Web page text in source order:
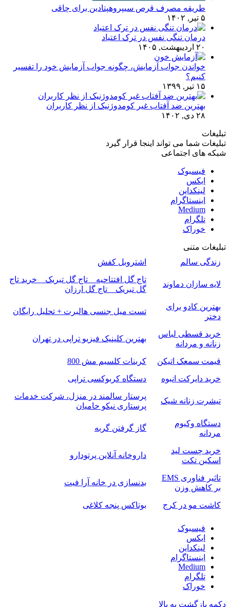
طریقه مصرف قرص سیپروهپتادین برای چاقی
۵ تیر, ۱۴۰۲
درمان تنگی نفس در ترک اعتیاد
۲۰ اردیبهشت, ۱۴۰۵
خواندن جواب آزمایش، چگونه جواب آزمایش خود را تفسیر
کنیم؟
۱۵ تیر, ۱۳۹۹
بهترین ضد آفتاب غیر کومدوژنیک از نظر کاربران
۲۸ دی, ۱۴۰۲
تبلیغات
تبلیغات شما می تواند اینجا قرار گیرد
شبکه های اجتماعی
فیسبوک
ایکس
لینکداین
اینستاگرام
Medium
تلگرام
خوراک
تبلیغات متنی
زندگی سالم
اشتروبل کفش
لایه سازان دماوند
تاج گل افتتاحیه _ تاج گل تبریک _ خرید تاج
گل تبریک _ تاج گل ارزان
بهترین کادو برای
دختر
تست میل جنسی هالبرت + تحلیل رایگان
خرید قسطی لباس
زنانه و مردانه
بهترین کلینیک فیزیو تراپی در تهران
قیمت سمعک اتیکن
کربنات کلسیم مش 800
خرید دایرکت انبوه
دستگاه کربوکسی تراپی
تیشرت زنانه شیک
پرستار سالمند در منزل، شرکت خدمات
پرستاری نیکو حامیان
دستگاه وکیوم
مردانه
گاز گرفتن گربه
خرید چست لید
اسکین تکت
داروخانه آنلاین پرتودارو
تاثیر فناوری EMS
بر کاهش وزن
بدنسازی در خانه آرا فیت
کاشت مو در کرج بوتاکس پنجه کلاغی
فیسبوک
ایکس
لینکداین
اینستاگرام
Medium
تلگرام
خوراک
دکمه بازگشت به بالا